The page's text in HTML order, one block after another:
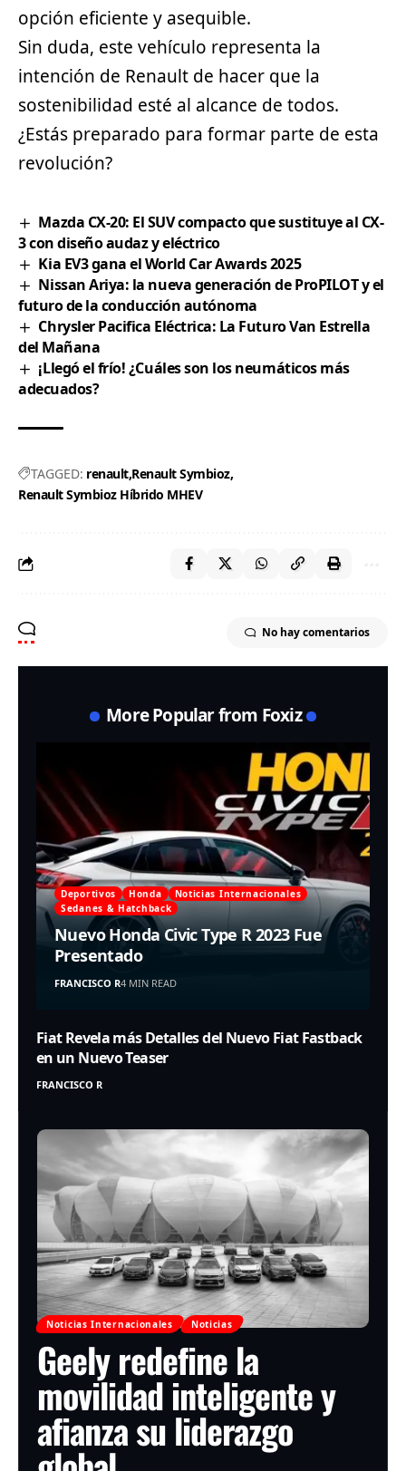
opción eficiente y asequible.
Sin duda, este vehículo representa la
intención de Renault de hacer que la
sostenibilidad esté al alcance de todos.
¿Estás preparado para formar parte de esta
revolución?
Mazda CX-20: El SUV compacto que sustituye al CX-
3 con diseño audaz y eléctrico
Kia EV3 gana el World Car Awards 2025
Nissan Ariya: la nueva generación de ProPILOT y el
futuro de la conducción autónoma
Chrysler Pacifica Eléctrica: La Futuro Van Estrella
del Mañana
¡Llegó el frío! ¿Cuáles son los neumáticos más
adecuados?
TAGGED: renault Renault Symbioz
Renault Symbioz Híbrido MHEV
No hay comentarios
More Popular from Foxiz
Deportivos Honda
Noticias Internacionales
Sedanes & Hatchback
Nuevo Honda Civic Type R 2023 Fue
Presentado
FRANCISCO R4 MIN READ
Fiat Revela más Detalles del Nuevo Fiat Fastback
en un Nuevo Teaser
FRANCISCO R
Noticias Internacionales Noticias
Geely redefine la
movilidad inteligente y
afianza su liderazgo